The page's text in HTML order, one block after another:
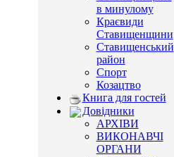
в минулому
Краєвиди
Ставищенщини
Ставищенський
район
Спорт
Козацтво
Книга для гостей
Довідники
АРХІВИ
ВИКОНАВЧІ
ОРГАНИ